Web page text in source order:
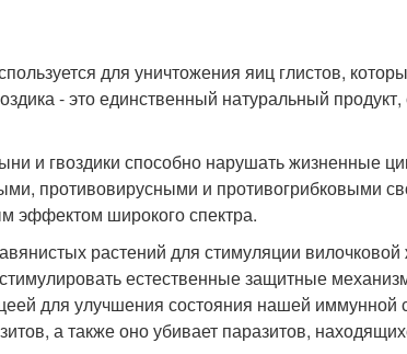
для уничтожения яиц глистов,
- это единственный натуральный
и гвоздики способно нарушать жизненные
противовирусными и противогрибковыми
эффектом широкого спектра.
растений для стимуляции
естественные защитные
для улучшения состояния нашей
а также оно убивает паразитов,